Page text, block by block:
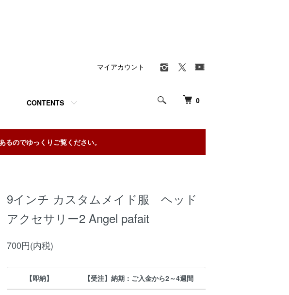
0
CONTENTS
マイアカウント
のでゆっくりご覧ください。
9インチ カスタムメイド服 ヘッド
アクセサリー2 Angel pafait
700円(内税)
【即納】 【受注】納期：ご入金から2～4週間